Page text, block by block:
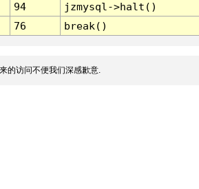
94
jzmysql->halt()
76 break()
的访问不便我们深感歉意.